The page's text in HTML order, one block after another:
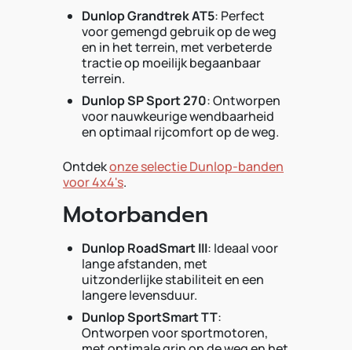
Dunlop Grandtrek AT5: Perfect
voor gemengd gebruik op de weg
en in het terrein, met verbeterde
tractie op moeilijk begaanbaar
terrein.
Dunlop SP Sport 270: Ontworpen
voor nauwkeurige wendbaarheid
en optimaal rijcomfort op de weg.
Ontdekonze selectie Dunlop-banden
voor 4x4's.
Motorbanden
Dunlop RoadSmart III: Ideaal voor
lange afstanden, met
uitzonderlijke stabiliteit en een
langere levensduur.
Dunlop SportSmart TT:
Ontworpen voor sportmotoren,